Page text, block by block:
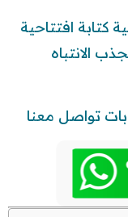
افتتاحية
الانتباه
تواصل معنا